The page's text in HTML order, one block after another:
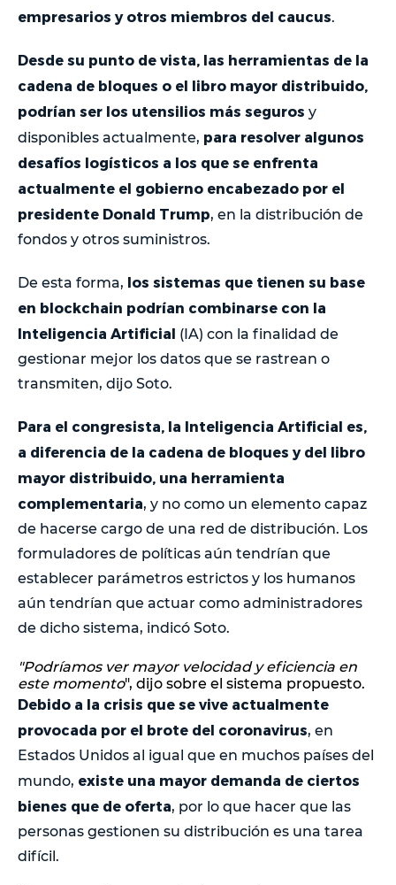
empresarios y otros miembros del caucus.
Desde su punto de vista, las herramientas de la
cadena de bloques o el libro mayor distribuido,
podrían ser los utensilios más seguros y
disponibles actualmente, para resolver algunos
desafíos logísticos a los que se enfrenta
actualmente el gobierno encabezado por el
presidente Donald Trump, en la distribución de
fondos y otros suministros.
De esta forma, los sistemas que tienen su base ​​
en blockchain podrían combinarse con la
Inteligencia Artificial (IA) con la finalidad de
gestionar mejor los datos que se rastrean o
transmiten, dijo Soto.
Para el congresista, la Inteligencia Artificial es,
a diferencia de la cadena de bloques y del libro
mayor distribuido, una herramienta
complementaria, y no como un elemento capaz
de hacerse cargo de una red de distribución. Los
formuladores de políticas aún tendrían que
establecer parámetros estrictos y los humanos
aún tendrían que actuar como administradores
de dicho sistema, indicó Soto.
"Podríamos ver mayor velocidad y eficiencia en
este momento", dijo sobre el sistema propuesto.
Debido a la crisis que se vive actualmente
provocada por el brote del coronavirus, en
Estados Unidos al igual que en muchos países del
mundo, existe una mayor demanda de ciertos
bienes que de oferta, por lo que hacer que las
personas gestionen su distribución es una tarea
difícil.